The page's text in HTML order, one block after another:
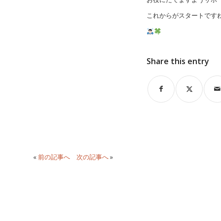
これからがスタートです
Share this entry
«前の記事へ 次の記事へ»